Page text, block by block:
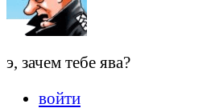
э, зачем тебе ява?
войти